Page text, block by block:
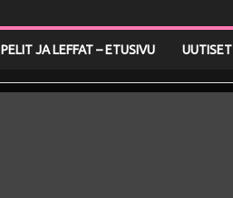
PELIT JA LEFFAT – ETUSIVU UUTISET